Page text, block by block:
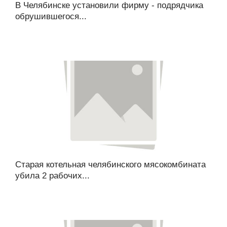
В Челябинске установили фирму - подрядчика
обрушившегося...
Старая котельная челябинского мясокомбината
убила 2 рабочих...